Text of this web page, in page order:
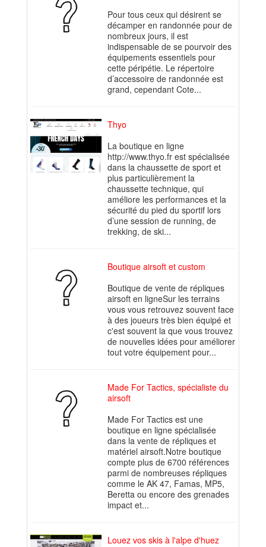
Pour tous ceux qui désirent se
décamper en randonnée pour de
nombreux jours, il est
indispensable de se pourvoir des
équipements essentiels pour
cette péripétie. Le répertoire
d’accessoire de randonnée est
grand, cependant Cote...
Thyo
La boutique en ligne
http://www.thyo.fr est spécialisée
dans la chaussette de sport et
plus particulièrement la
chaussette technique, qui
améliore les performances et la
sécurité du pied du sportif lors
d’une session de running, de
trekking, de ski...
Boutique airsoft et custom
Boutique de vente de répliques
airsoft en ligneSur les terrains
vous vous retrouvez souvent face
à des joueurs très bien équipé et
c'est souvent la que vous trouvez
de nouvelles idées pour améliorer
tout votre équipement pour...
Made For Tactics, spécialiste du
airsoft
Made For Tactics est une
boutique en ligne spécialisée
dans la vente de répliques et
matériel airsoft.Notre boutique
compte plus de 6700 références
parmi de nombreuses répliques
comme le AK 47, Famas, MP5,
Beretta ou encore des grenades
impact et...
Louez vos skis à l'alpe d'huez